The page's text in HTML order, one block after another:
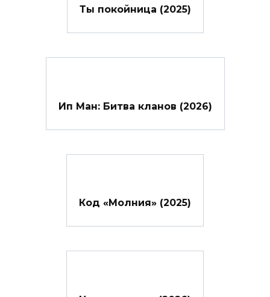
Ты покойница (2025)
Ип Ман: Битва кланов (2026)
Код «Молния» (2025)